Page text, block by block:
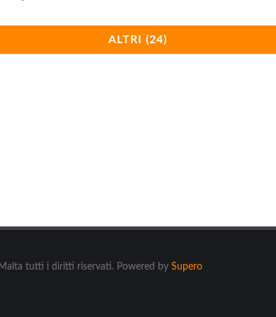
Predazzo
ALTRI (24)
tutti i diritti riservati. Powered by Supero